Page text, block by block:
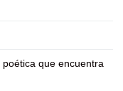
que encuentra